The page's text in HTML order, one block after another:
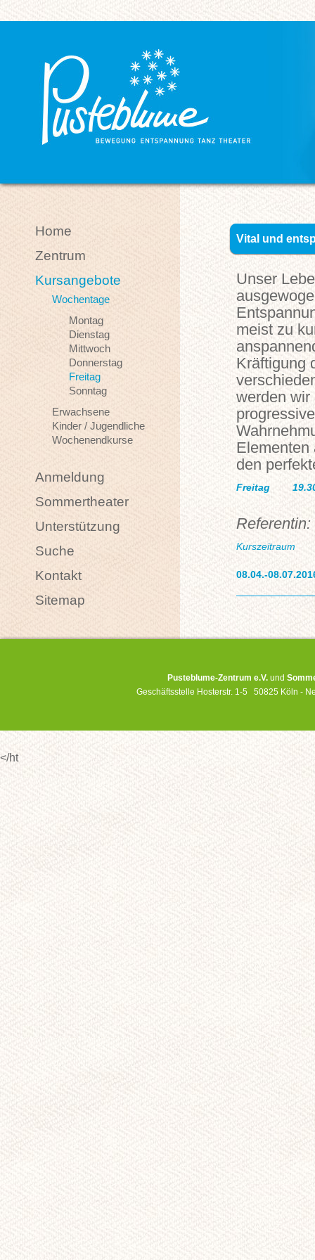
Home
Zentrum
Kursangebote
Wochentage
Montag
Dienstag
Mittwoch
Donnerstag
Freitag
Sonntag
Erwachsene
Kinder / Jugendliche
Wochenendkurse
Anmeldung
Sommertheater
Unterstützung
Suche
Kontakt
Sitemap
Vital und
Unser
meist zu
Kräftigung
werden wir
Elementen
den
Freitag
Kurszeitraum
08.04.-
Pusteblume-Zentrum e.V. und
Geschäftsstelle Hosterstr. 1-5 50825 Köln -
</ht